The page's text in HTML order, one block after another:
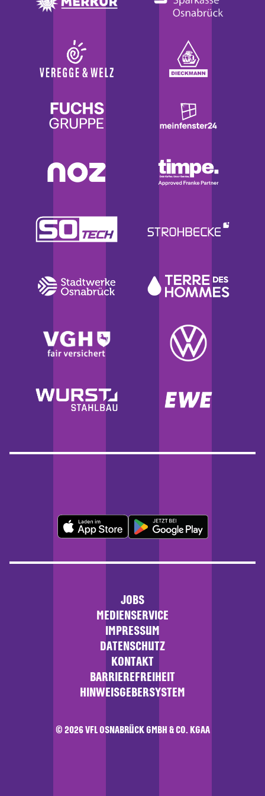
JOBS
MEDIENSERVICE
IMPRESSUM
DATENSCHUTZ
KONTAKT
BARRIEREFREIHEIT
HINWEISGEBERSYSTEM
© 2026 VFL OSNABRÜCK GMBH & CO. KGAA